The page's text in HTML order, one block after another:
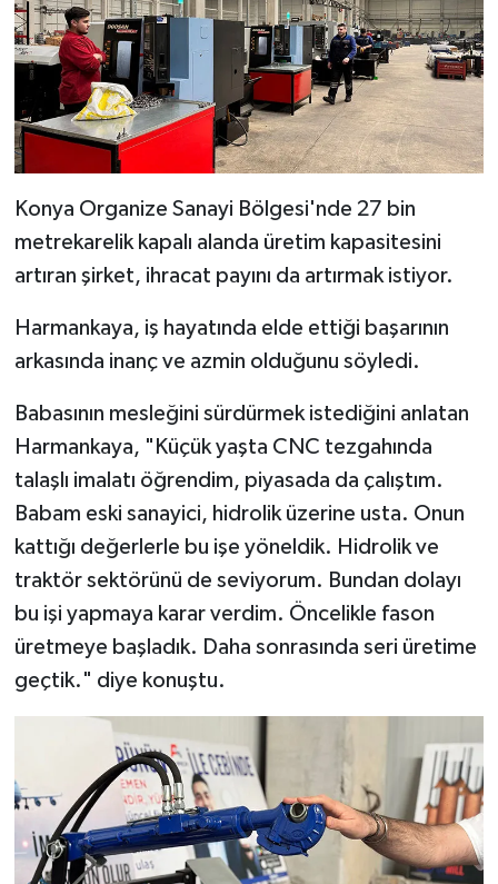
Konya Organize Sanayi Bölgesi'nde 27 bin
metrekarelik kapalı alanda üretim kapasitesini
artıran şirket, ihracat payını da artırmak istiyor.
Harmankaya, iş hayatında elde ettiği başarının
arkasında inanç ve azmin olduğunu söyledi.
Babasının mesleğini sürdürmek istediğini anlatan
Harmankaya, "Küçük yaşta CNC tezgahında
talaşlı imalatı öğrendim, piyasada da çalıştım.
Babam eski sanayici, hidrolik üzerine usta. Onun
kattığı değerlerle bu işe yöneldik. Hidrolik ve
traktör sektörünü de seviyorum. Bundan dolayı
bu işi yapmaya karar verdim. Öncelikle fason
üretmeye başladık. Daha sonrasında seri üretime
geçtik." diye konuştu.